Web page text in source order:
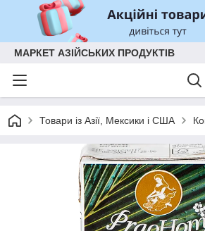
МАРКЕТ АЗІЙСЬКИХ ПРОДУКТІВ
Товари із Азії, Мексики і США